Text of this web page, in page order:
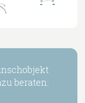
beraten: